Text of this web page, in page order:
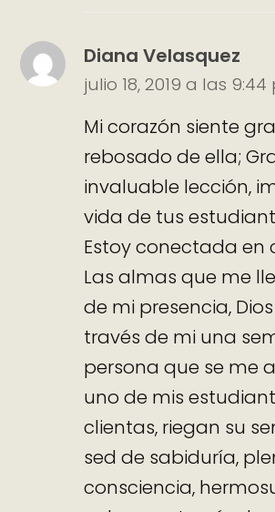
Diana Velasquez
julio 18, 2019 a las 9:44
Mi corazón siente
rebosado de ella;
invaluable lección,
vida de tus
Estoy conectada en
Las almas que me
de mi presencia,
través de mi una
persona que se me
uno de mis
clientas, riegan su
sed de sabiduría,
consciencia,